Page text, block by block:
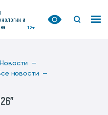
и
12+
Новости —
новости —